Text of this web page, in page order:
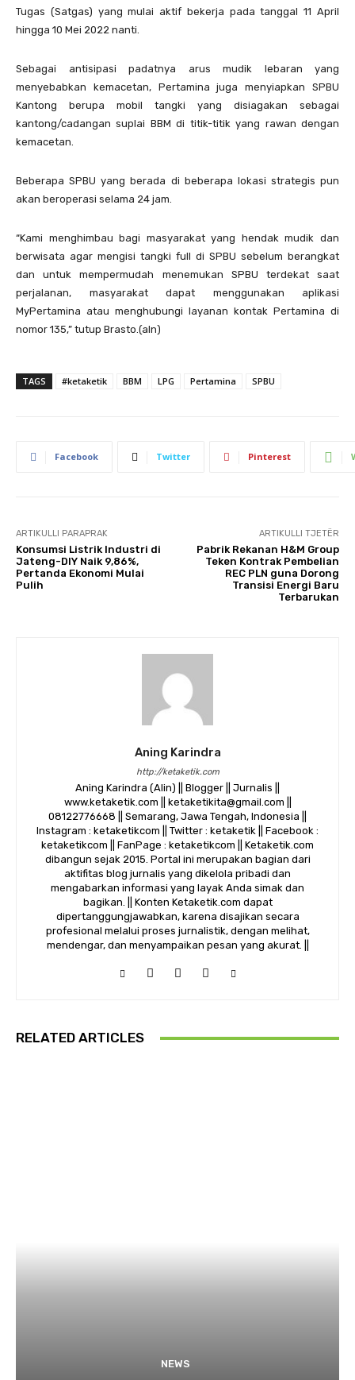
Tugas (Satgas) yang mulai aktif bekerja pada tanggal 11 April
hingga 10 Mei 2022 nanti.
Sebagai antisipasi padatnya arus mudik lebaran yang
menyebabkan kemacetan, Pertamina juga menyiapkan SPBU
Kantong berupa mobil tangki yang disiagakan sebagai
kantong/cadangan suplai BBM di titik-titik yang rawan dengan
kemacetan.
Beberapa SPBU yang berada di beberapa lokasi strategis pun
akan beroperasi selama 24 jam.
“Kami menghimbau bagi masyarakat yang hendak mudik dan
berwisata agar mengisi tangki full di SPBU sebelum berangkat
dan untuk mempermudah menemukan SPBU terdekat saat
perjalanan, masyarakat dapat menggunakan aplikasi
MyPertamina atau menghubungi layanan kontak Pertamina di
nomor 135,” tutup Brasto.(aln)
TAGS #ketaketik BBM LPG Pertamina SPBU
Facebook Twitter Pinterest
ARTIKULLI PARAPRAK
Konsumsi Listrik Industri di
Jateng-DIY Naik 9,86%,
Pertanda Ekonomi Mulai
Pulih
ARTIKULLI TJETËR
Pabrik Rekanan H&M Group
Teken Kontrak Pembelian
REC PLN guna Dorong
Transisi Energi Baru
Terbarukan
Aning Karindra
http://ketaketik.com
Aning Karindra (Alin) || Blogger || Jurnalis ||
www.ketaketik.com || ketaketikita@gmail.com ||
08122776668 || Semarang, Jawa Tengah, Indonesia ||
Instagram : ketaketikcom || Twitter : ketaketik || Facebook :
ketaketikcom || FanPage : ketaketikcom || Ketaketik.com
dibangun sejak 2015. Portal ini merupakan bagian dari
aktifitas blog jurnalis yang dikelola pribadi dan
mengabarkan informasi yang layak Anda simak dan
bagikan. || Konten Ketaketik.com dapat
dipertanggungjawabkan, karena disajikan secara
profesional melalui proses jurnalistik, dengan melihat,
mendengar, dan menyampaikan pesan yang akurat. ||
RELATED ARTICLES
NEWS